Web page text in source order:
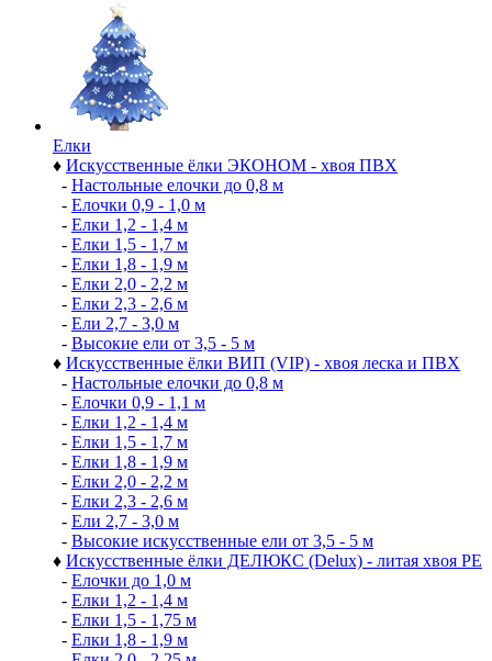
Елки
♦ Искусственные ёлки ЭКОНОМ - хвоя ПВХ
- Настольные елочки до 0,8 м
- Елочки 0,9 - 1,0 м
- Елки 1,2 - 1,4 м
- Елки 1,5 - 1,7 м
- Елки 1,8 - 1,9 м
- Елки 2,0 - 2,2 м
- Елки 2,3 - 2,6 м
- Ели 2,7 - 3,0 м
- Высокие ели от 3,5 - 5 м
♦ Искусственные ёлки ВИП (VIP) - хвоя леска и ПВХ
- Настольные елочки до 0,8 м
- Елочки 0,9 - 1,1 м
- Елки 1,2 - 1,4 м
- Елки 1,5 - 1,7 м
- Елки 1,8 - 1,9 м
- Елки 2,0 - 2,2 м
- Елки 2,3 - 2,6 м
- Ели 2,7 - 3,0 м
- Высокие искусственные ели от 3,5 - 5 м
♦ Искусственные ёлки ДЕЛЮКС (Delux) - литая хвоя РЕ
- Елочки до 1,0 м
- Елки 1,2 - 1,4 м
- Елки 1,5 - 1,75 м
- Елки 1,8 - 1,9 м